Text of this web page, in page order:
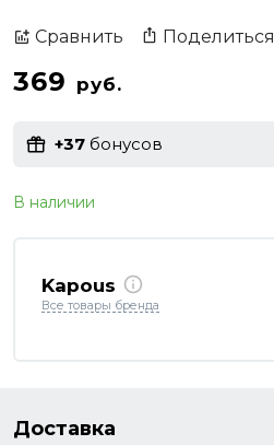
Сравнить Поделиться
369 руб.
+37 бонусов
В наличии
Kapous
Все товары бренда
Доставка